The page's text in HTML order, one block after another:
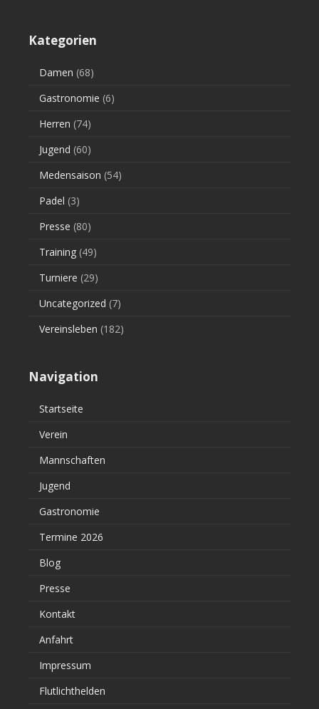
Kategorien
Damen (68)
Gastronomie (6)
Herren (74)
Jugend (60)
Medensaison (54)
Padel (3)
Presse (80)
Training (49)
Turniere (29)
Uncategorized (7)
Vereinsleben (182)
Navigation
Startseite
Verein
Mannschaften
Jugend
Gastronomie
Termine 2026
Blog
Presse
Kontakt
Anfahrt
Impressum
Flutlichthelden